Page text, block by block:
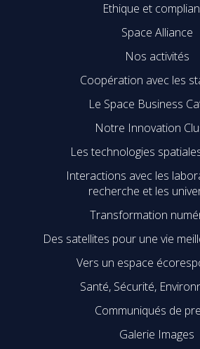
Ethique et
Space Alliance
Nos activités
Coopération avec les
Le Space Business
Notre Innovation
Les technologies
Interactions avec les
recherche et les
Transformation
Des satellites pour une vie
Vers un espace
Santé, Sécurité,
Communiqués de
Galerie Images